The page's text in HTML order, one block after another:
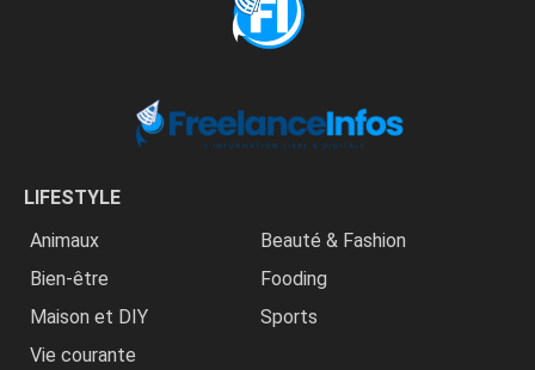
LIFESTYLE
Animaux
Beauté & Fashion
Bien-être
Fooding
Maison et DIY
Sports
Vie courante